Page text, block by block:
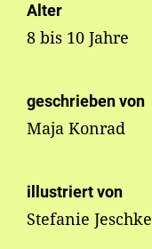
Alter
8 bis 10 Jahre
geschrieben von
Maja Konrad
illustriert von
Stefanie Jeschke